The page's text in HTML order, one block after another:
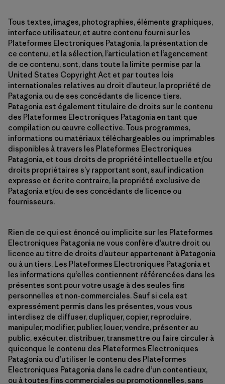
Tous textes, images, photographies, éléments graphiques,
interface utilisateur, et autre contenu fourni sur les
Plateformes Electroniques Patagonia, la présentation de
ce contenu, et la sélection, l’articulation et l’agencement
de ce contenu, sont, dans toute la limite permise par la
United States Copyright Act et par toutes lois
internationales relatives au droit d’auteur, la propriété de
Patagonia ou de ses concédants de licence tiers.
Patagonia est également titulaire de droits sur le contenu
des Plateformes Electroniques Patagonia en tant que
compilation ou œuvre collective. Tous programmes,
informations ou matériaux téléchargeables ou imprimables
disponibles à travers les Plateformes Electroniques
Patagonia, et tous droits de propriété intellectuelle et/ou
droits propriétaires s’y rapportant sont, sauf indication
expresse et écrite contraire, la propriété exclusive de
Patagonia et/ou de ses concédants de licence ou
fournisseurs.
Rien de ce qui est énoncé ou implicite sur les Plateformes
Electroniques Patagonia ne vous confère d’autre droit ou
licence au titre de droits d’auteur appartenant à Patagonia
ou à un tiers. Les Plateformes Electroniques Patagonia et
les informations qu’elles contiennent référencées dans les
présentes sont pour votre usage à des seules fins
personnelles et non-commerciales. Sauf si cela est
expressément permis dans les présentes, vous vous
interdisez de diffuser, dupliquer, copier, reproduire,
manipuler, modifier, publier, louer, vendre, présenter au
public, exécuter, distribuer, transmettre ou faire circuler à
quiconque le contenu des Plateformes Electroniques
Patagonia ou d’utiliser le contenu des Plateformes
Electroniques Patagonia dans le cadre d’un contentieux,
ou à toutes fins commerciales ou promotionnelles, sans